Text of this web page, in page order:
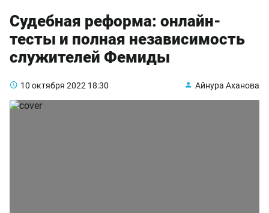
Судебная реформа: онлайн-
тесты и полная независимость
служителей Фемиды
10 октября 2022 18:30 Айнура Аханова